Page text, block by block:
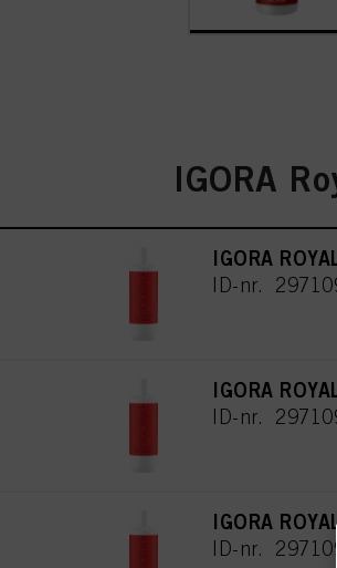
IGORA
IGORA
ID-nr.
IGORA
ID-nr.
IGORA
ID-nr.